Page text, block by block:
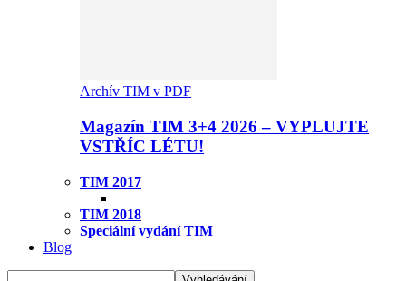
Archív TIM v PDF
Magazín TIM 3+4 2026 – VYPLUJTE
VSTŘÍC LÉTU!
TIM 2017
TIM 2018
Speciální vydání TIM
Blog